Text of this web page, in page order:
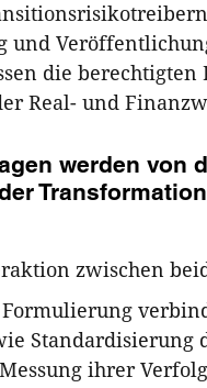
und
die
Real- und
werden von
zwischen
ihrer